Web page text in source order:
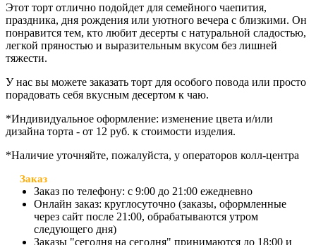
Этот торт отлично подойдет для семейного чаепития,
праздника, дня рождения или уютного вечера с близкими. Он
понравится тем, кто любит десерты с натуральной сладостью,
легкой пряностью и выразительным вкусом без лишней
тяжести.
У нас вы можете заказать торт для особого повода или просто
порадовать себя вкусным десертом к чаю.
*Индивидуальное оформление: изменение цвета и/или
дизайна торта - от 12 руб. к стоимости изделия.
*Наличие уточняйте, пожалуйста, у операторов колл-центра
Заказ
Заказ по телефону: с 9:00 до 21:00 ежедневно
Онлайн заказ: круглосуточно (заказы, оформленные
через сайт после 21:00, обрабатываются утром
следующего дня)
Заказы "сегодня на сегодня" принимаются до 18:00 и